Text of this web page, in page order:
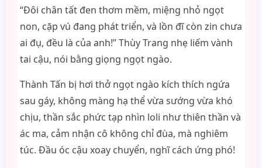
“Đôi chân tất đen thơm mềm, miệng nhỏ ngọt
non, cặp vú đang phát triển, và lồn đĩ còn zin chưa
ai đụ, đều là của anh!” Thùy Trang nhẹ liếm vành
tai cậu, nói bằng giọng ngọt ngào.
Thành Tấn bị hơi thở ngọt ngào kích thích ngứa
sau gáy, không màng hạ thể vừa sướng vừa khó
chịu, thần sắc phức tạp nhìn loli như thiên thần và
ác ma, cảm nhận cô không chỉ đùa, mà nghiêm
túc. Đầu óc cậu xoay chuyển, nghĩ cách ứng phó!